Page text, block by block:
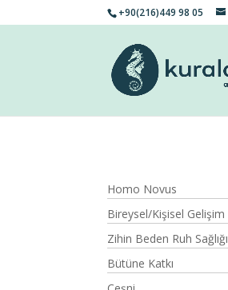
+90(216)449 98 05
Homo Novus
Bireysel/Kişisel Gelişim
Zihin Beden Ruh Sağlığı
Bütüne Katkı